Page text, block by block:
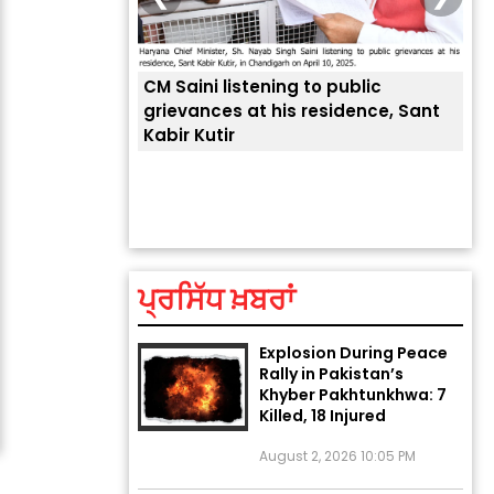
CM Saini listening to public
grievances at his residence, Sant
ਪ੍ਰਸਿੱਧ ਖ਼ਬਰਾਂAugust 5, 2026 6:23 AM
Explosion During Peace
Rally in Pakistan’s
Khyber Pakhtunkhwa: 7
Killed, 18 Injured
India Wins 8 Gold